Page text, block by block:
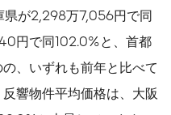
県が2,298万7,056円で同
円で同102.0%と、首都
、いずれも前年と比べて
響物件平均価格は、大阪